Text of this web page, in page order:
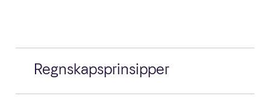
Regnskapsprinsipper